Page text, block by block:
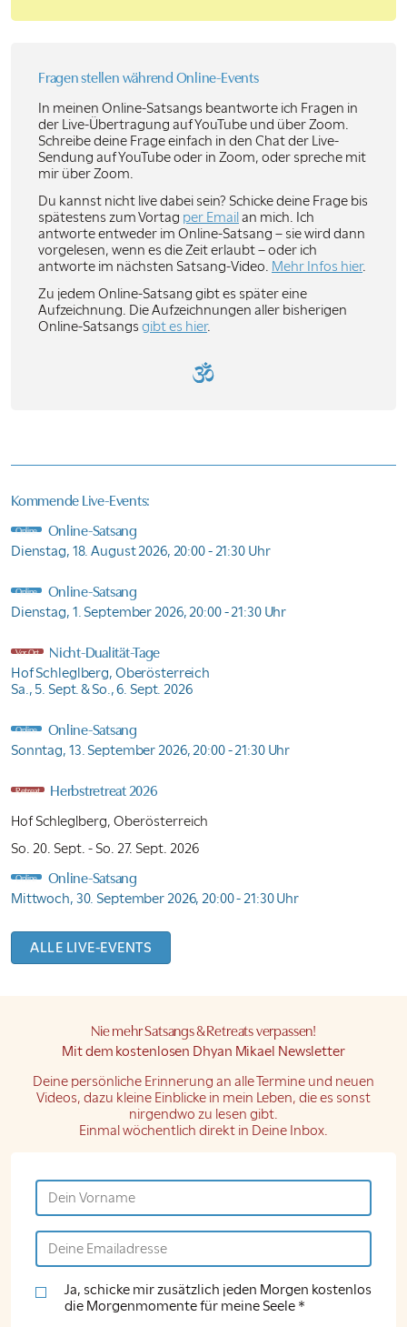
Fragen stellen während Online-Events
In meinen Online-Satsangs beantworte ich Fragen in
der Live-Übertragung auf YouTube und über Zoom.
Schreibe deine Frage einfach in den Chat der Live-
Sendung auf YouTube oder in Zoom, oder spreche mit
mir über Zoom.
Du kannst nicht live dabei sein? Schicke deine Frage bis
spätestens zum Vortag per Emailan mich. Ich
antworte entweder im Online-Satsang – sie wird dann
vorgelesen, wenn es die Zeit erlaubt – oder ich
antworte im nächsten Satsang-Video. Mehr Infos hier.
Zu jedem Online-Satsang gibt es später eine
Aufzeichnung. Die Aufzeichnungen aller bisherigen
Online-Satsangs gibt es hier.
Kommende Live-Events:
Online
Online-Satsang
Dienstag, 18. August 2026, 20:00 - 21:30 Uhr
Online
Online-Satsang
Dienstag, 1. September 2026,20:00 - 21:30 Uhr
Vor Ort
Nicht-Dualität-Tage
Hof Schleglberg, Oberösterreich
Sa., 5. Sept. & So., 6. Sept. 2026
Online
Online-Satsang
Sonntag, 13. September 2026,20:00 - 21:30 Uhr
Retreat
Herbstretreat 2026
Hof Schleglberg, Oberösterreich
So. 20. Sept. - So. 27. Sept. 2026
Online
Online-Satsang
Mittwoch, 30. September 2026,20:00 - 21:30 Uhr
ALLE LIVE-EVENTS
Nie mehr Satsangs & Retreats verpassen!
Mit dem kostenlosen Dhyan Mikael Newsletter
Deine persönliche Erinnerung an alle Termine und neuen
Videos, dazu kleine Einblicke in mein Leben, die es sonst
nirgendwo zu lesen gibt.
Einmal wöchentlich direkt in Deine Inbox.
Ja, schicke mir zusätzlich jeden Morgen kostenlos
die Morgenmomente für meine Seele *